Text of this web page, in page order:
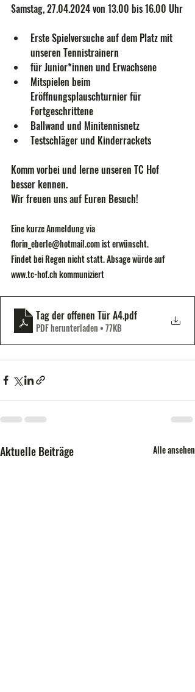
Samstag, 27.04.2024 von 13.00 bis 16.00 Uhr
Erste Spielversuche auf dem Platz mit
unseren Tennistrainern
für Junior*innen und Erwachsene
Mitspielen beim
Eröffnungsplauschturnier für
Fortgeschrittene
Ballwand und Minitennisnetz
Testschläger und Kinderrackets
Komm vorbei und lerne unseren TC Hof
besser kennen.
Wir freuen uns auf Euren Besuch!
Eine kurze Anmeldung via
florin_eberle@hotmail.com ist erwünscht.
Findet bei Regen nicht statt. Absage würde auf
www.tc-hof.ch kommuniziert
Tag der offenen Tür A4.pdf
PDF herunterladen • 77KB
Aktuelle Beiträge Alle ansehen